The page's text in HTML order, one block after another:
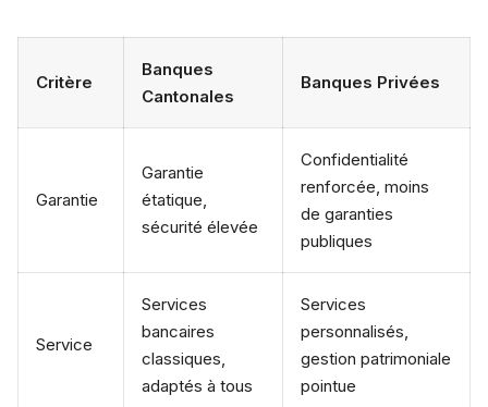
Critère
Banques
Cantonales
Banques Privées
Garantie
Garantie
étatique,
sécurité élevée
Confidentialité
renforcée, moins
de garanties
publiques
Service
Services
bancaires
classiques,
adaptés à tous
Services
personnalisés,
gestion patrimoniale
pointue